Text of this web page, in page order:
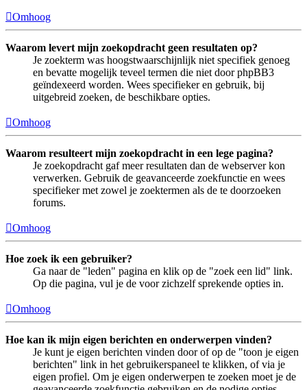
Omhoog
Waarom levert mijn zoekopdracht geen resultaten op?
Je zoekterm was hoogstwaarschijnlijk niet specifiek genoeg
en bevatte mogelijk teveel termen die niet door phpBB3
geïndexeerd worden. Wees specifieker en gebruik, bij
uitgebreid zoeken, de beschikbare opties.
Omhoog
Waarom resulteert mijn zoekopdracht in een lege pagina?
Je zoekopdracht gaf meer resultaten dan de webserver kon
verwerken. Gebruik de geavanceerde zoekfunctie en wees
specifieker met zowel je zoektermen als de te doorzoeken
forums.
Omhoog
Hoe zoek ik een gebruiker?
Ga naar de "leden" pagina en klik op de "zoek een lid" link.
Op die pagina, vul je de voor zichzelf sprekende opties in.
Omhoog
Hoe kan ik mijn eigen berichten en onderwerpen vinden?
Je kunt je eigen berichten vinden door of op de "toon je eigen
berichten" link in het gebruikerspaneel te klikken, of via je
eigen profiel. Om je eigen onderwerpen te zoeken moet je de